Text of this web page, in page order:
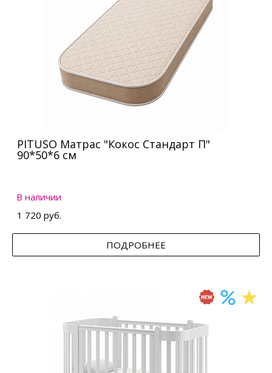
PITUSO Матрас "Кокос Стандарт П"
90*50*6 см
В наличии
1 720 руб.
ПОДРОБНЕЕ